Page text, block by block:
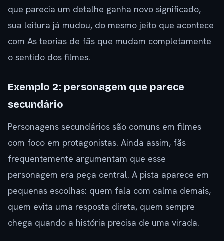
que parecia um detalhe ganha novo significado,
sua leitura já mudou, do mesmo jeito que acontece
com As teorias de fãs que mudam completamente
o sentido dos filmes.
Exemplo 2: personagem que parece
secundário
Personagens secundários são comuns em filmes
com foco em protagonistas. Ainda assim, fãs
frequentemente argumentam que esse
personagem era peça central. A pista aparece em
pequenas escolhas: quem fala com calma demais,
quem evita uma resposta direta, quem sempre
chega quando a história precisa de uma virada.